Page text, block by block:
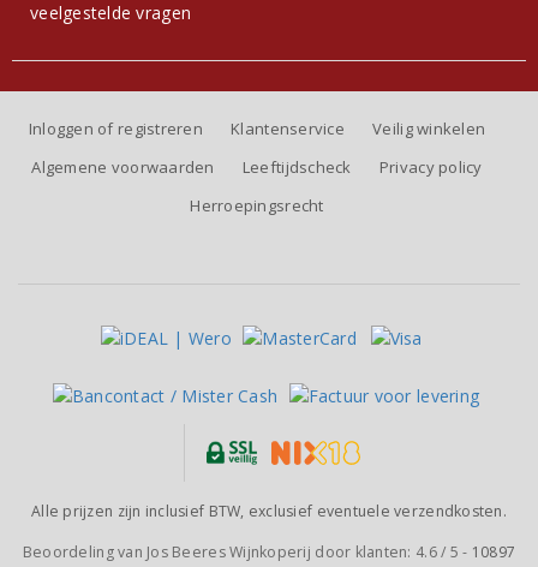
veelgestelde vragen
Inloggen of registreren Klantenservice
Veilig winkelen
Algemene voorwaarden
Leeftijdscheck
Privacy policy
Herroepingsrecht
Alle prijzen zijn inclusief BTW, exclusief eventuele verzendkosten.
Beoordeling van Jos Beeres Wijnkoperij door klanten: 4.6/ 5 - 10897